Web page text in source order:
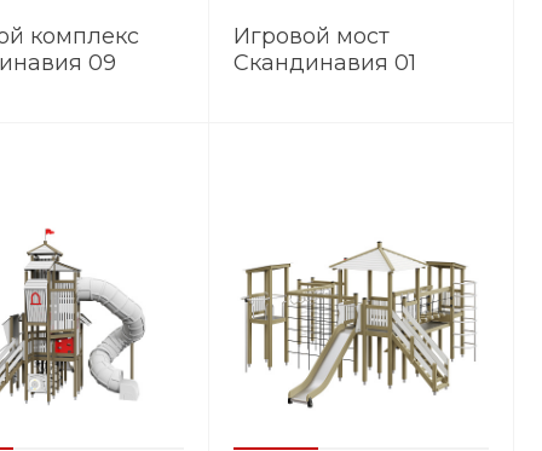
комплекс
09
Игровой мост
Скандинавия 01